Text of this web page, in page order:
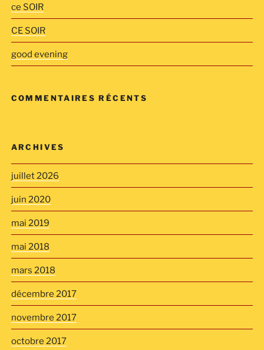
ce SOIR
CE SOIR
good evening
COMMENTAIRES RÉCENTS
ARCHIVES
juillet 2026
juin 2020
mai 2019
mai 2018
mars 2018
décembre 2017
novembre 2017
octobre 2017